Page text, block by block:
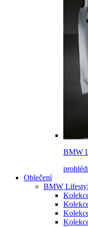
BMW
Oblečení
BMW